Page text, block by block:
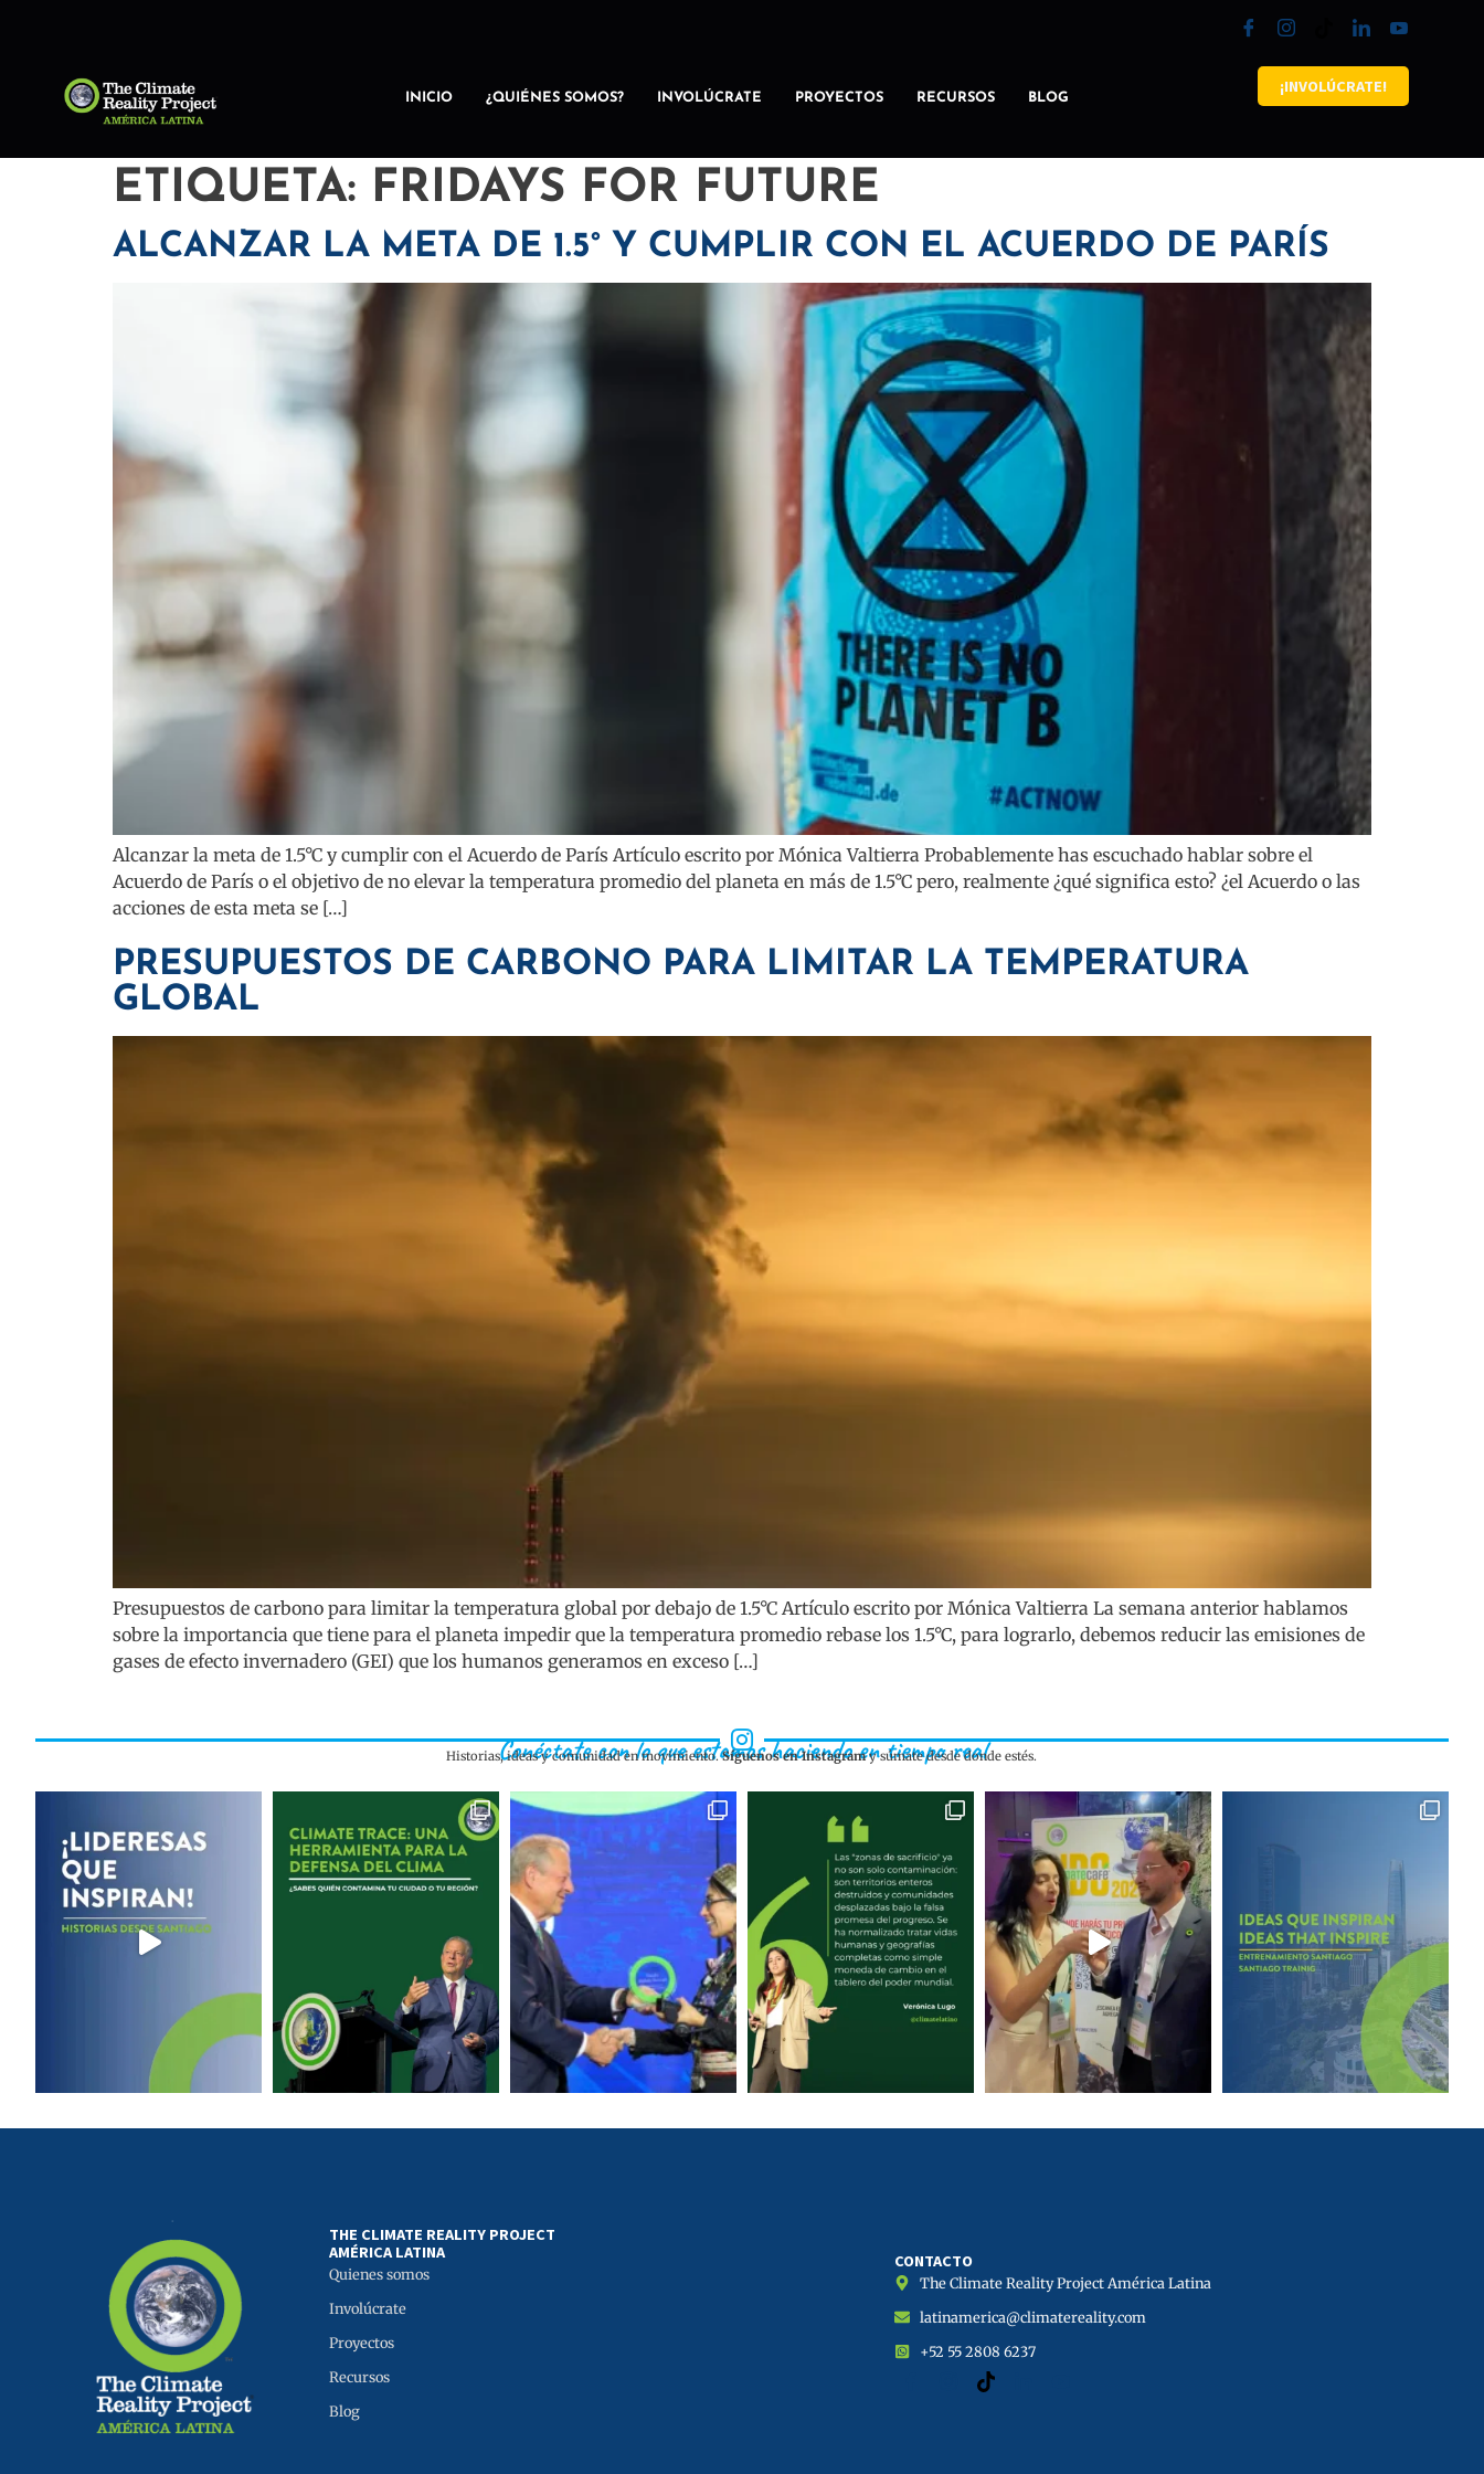
INICIO ¿QUIÉNES SOMOS? INVOLÚCRATE PROYECTOS RECURSOS BLOG
¡INVOLÚCRATE!
ETIQUETA: FRIDAYS FOR FUTURE
ALCANZAR LA META DE 1.5° Y CUMPLIR CON EL ACUERDO DE PARÍS
Alcanzar la meta de 1.5°C y cumplir con el Acuerdo de París Artículo escrito por Mónica Valtierra Probablemente has escuchado hablar sobre el
Acuerdo de París o el objetivo de no elevar la temperatura promedio del planeta en más de 1.5°C pero, realmente ¿qué significa esto? ¿el Acuerdo o las
acciones de esta meta se […]
PRESUPUESTOS DE CARBONO PARA LIMITAR LA TEMPERATURA
GLOBAL
Presupuestos de carbono para limitar la temperatura global por debajo de 1.5°C Artículo escrito por Mónica Valtierra La semana anterior hablamos
sobre la importancia que tiene para el planeta impedir que la temperatura promedio rebase los 1.5°C, para lograrlo, debemos reducir las emisiones de
gases de efecto invernadero (GEI) que los humanos generamos en exceso […]
Conéctate con lo que estamos haciendo en tiempo real
Historias, ideas y comunidad en movimiento.Síguenos en Instagramy súmate desde donde estés.
THE CLIMATE REALITY PROJECT
AMÉRICA LATINA
Quienes somos
Involúcrate
Proyectos
Recursos
Blog
CONTACTO
The Climate Reality Project América Latina
latinamerica@climatereality.com
+52 55 2808 6237